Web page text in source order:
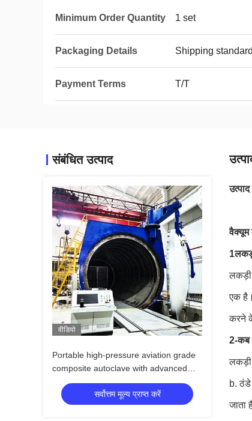
Minimum Order Quantity 1 set
Packaging Details Shipping standard
Payment Terms T/T
संबंधित उत्पाद
वीडियो
Portable high-pressure aviation grade
composite autoclave with advanced
control systems for UAV and aerospace
applicationsसर्वोत्तम मूल्य प्राप्त करें
वैक्यूम
लकड़ी
एक
करने
2-कब
b. ठंडे
जाता